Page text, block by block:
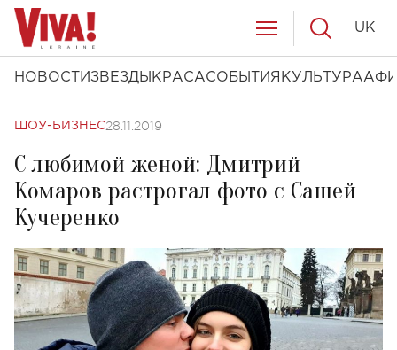
НОВОСТИ ЗВЕЗДЫ КРАСАСОБЫТИЯ КУЛЬТУРА
UK
ШОУ-БИЗНЕС28.11.2019
С любимой женой: Дмитрий
Комаров растрогал фото с Сашей
Кучеренко